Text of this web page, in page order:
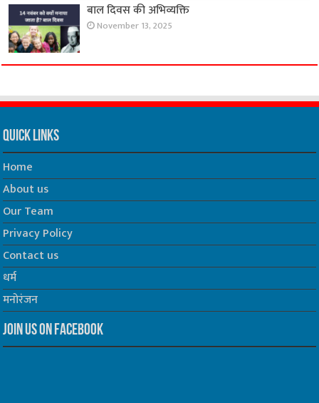
बाल दिवस की अभिव्यक्ति
November 13, 2025
Quick Links
Home
About us
Our Team
Privacy Policy
Contact us
धर्म
मनोरंजन
Join us on Facebook